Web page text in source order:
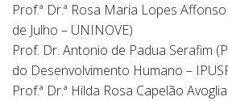
Prof.ª Dr.ª Rosa Maria Lopes
de Julho – UNINOVE)
Prof. Dr. Antonio de Padua Serafim
do Desenvolvimento Humano –
Prof.ª Dr.ª Hilda Rosa Capelão